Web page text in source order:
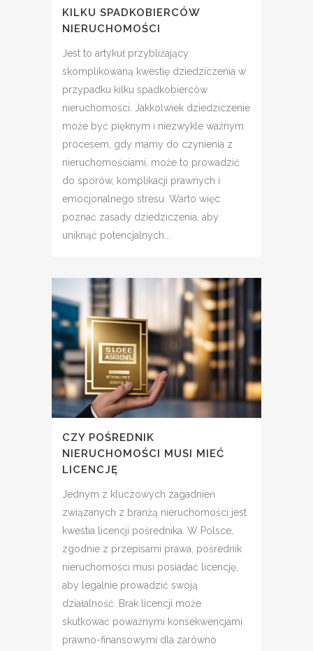
KILKU SPADKOBIERCÓW
NIERUCHOMOŚCI
Jest to artykuł przybliżający
skomplikowaną kwestię dziedziczenia w
przypadku kilku spadkobierców
nieruchomości. Jakkolwiek dziedziczenie
może być pięknym i niezwykle ważnym
procesem, gdy mamy do czynienia z
nieruchomościami, może to prowadzić
do sporów, komplikacji prawnych i
emocjonalnego stresu. Warto więc
poznać zasady dziedziczenia, aby
uniknąć potencjalnych...
CZY POŚREDNIK
NIERUCHOMOŚCI MUSI MIEĆ
LICENCJĘ
Jednym z kluczowych zagadnień
związanych z branżą nieruchomości jest
kwestia licencji pośrednika. W Polsce,
zgodnie z przepisami prawa, pośrednik
nieruchomości musi posiadać licencję,
aby legalnie prowadzić swoją
działalność. Brak licencji może
skutkować poważnymi konsekwencjami
prawno-finansowymi dla zarówno